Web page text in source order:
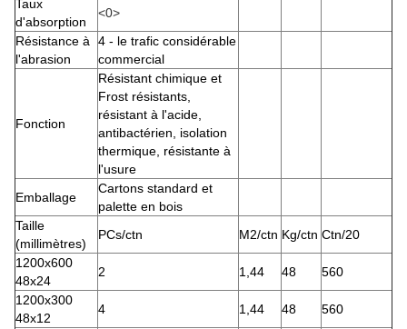
Taux
d'absorption
<0>
Résistance à
l'abrasion
4 - le trafic considérable
commercial
Fonction
Résistant chimique et
Frost résistants,
résistant à l'acide,
antibactérien, isolation
thermique, résistante à
l'usure
Emballage
Cartons standard et
palette en bois
Taille
(millimètres)
PCs/ctn M2/ctn Kg/ctn Ctn/20
1200x600
48x24
2 1,44 48
560
1200x300
48x12
4 1,44 48
560